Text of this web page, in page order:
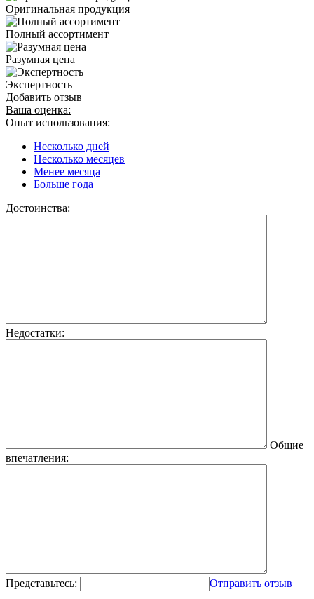
Оригинальная продукция
Полный ассортимент
Разумная цена
Экспертность
Добавить отзыв
Ваша оценка:
Опыт использования:
Несколько дней
Несколько месяцев
Менее месяца
Больше года
Достоинства:
Недостатки:
Общие
впечатления:
Представьтесь: Отправить отзыв